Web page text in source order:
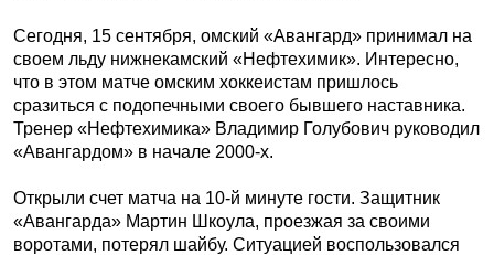
Сегодня, 15 сентября, омский «Авангард» принимал на
своем льду нижнекамский «Нефтехимик». Интересно,
что в этом матче омским хоккеистам пришлось
сразиться с подопечными своего бывшего наставника.
Тренер «Нефтехимика» Владимир Голубович руководил
«Авангардом» в начале 2000-х.
Открыли счет матча на 10-й минуте гости. Защитник
«Авангарда» Мартин Шкоула, проезжая за своими
воротами, потерял шайбу. Ситуацией воспользовался